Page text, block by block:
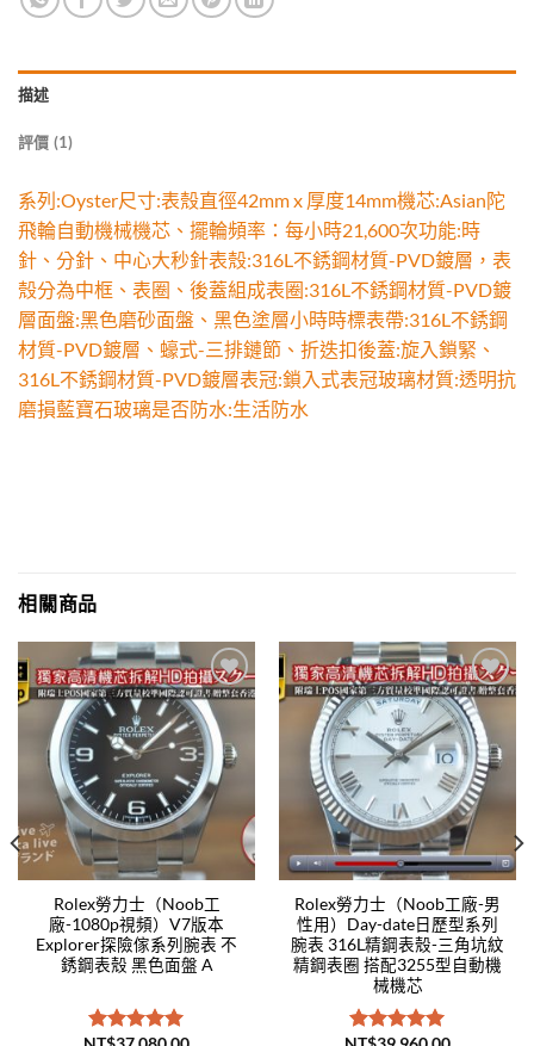
描述
評價 (1)
系列:Oyster尺寸:表殼直徑42mm x 厚度14mm機芯:Asian陀
飛輪自動機械機芯、擺輪頻率：每小時21,600次功能:時
針、分針、中心大秒針表殼:316L不銹鋼材質-PVD鍍層，表
殼分為中框、表圈、後蓋組成表圈:316L不銹鋼材質-PVD鍍
層面盤:黑色磨砂面盤、黑色塗層小時時標表帶:316L不銹鋼
材質-PVD鍍層、蠔式-三排鏈節、折迭扣後蓋:旋入鎖緊、
316L不銹鋼材質-PVD鍍層表冠:鎖入式表冠玻璃材質:透明抗
磨損藍寶石玻璃是否防水:生活防水
相關商品
Add to
wishlist
Rolex勞力士（Noob工
廠-1080p視頻）V7版本
Explorer探險傢系列腕表 不
銹鋼表殼 黑色面盤 A
Add to
wishlist
Rolex勞力士（Noob工廠-男
性用）Day-date日歷型系列
腕表 316L精鋼表殼-三角坑紋
精鋼表圈 搭配3255型自動機
械機芯